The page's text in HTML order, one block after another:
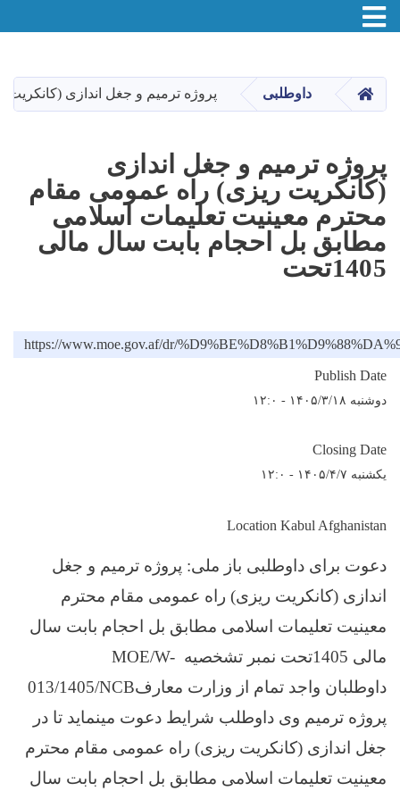
main
content
Toggle navigation
صفحه اصلیداوطلبی پروژه ترمیم و جغل اندازی (کانکریت
پروژه ترمیم و جغل اندازی
(کانکریت ریزی) راه عمومی مقام
محترم معینیت تعلیمات اسلامی
مطابق بل احجام بابت سال مالی
1405تحت
https://www.moe.gov.af/dr/
Publish Date
دوشنبه ۱۴۰۵/۳/۱۸ - ۱۲:۰
Closing Date
یکشنبه ۱۴۰۵/۴/۷ - ۱۲:۰
Location Kabul Afghanistan
دعوت برای داوطلبی باز ملی: پروژه ترمیم و جغل
اندازی (کانکریت ریزی) راه عمومی مقام محترم
معینیت تعلیمات اسلامی مطابق بل احجام بابت سال
مالی 1405تحت
نمبر تشخصیه MOE/W-
013/1405/NCBوزارت معارف از تمام داوطلبان واجد
شرایط دعوت مینماید تا در داوطلب یپروژه ترمیم و
جغل اندازی (کانکریت ریزی) راه عمومی مقام محترم
معینیت تعلیمات اسلامی مطابق بل احجام بابت سال